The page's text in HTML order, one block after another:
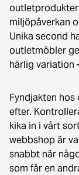
outletprodukter
miljöpåverkan
Unika second
outletmöbler
härlig variation
Fyndjakten
efter.
kika in i vårt
webbshop är
snabbt när
som får en